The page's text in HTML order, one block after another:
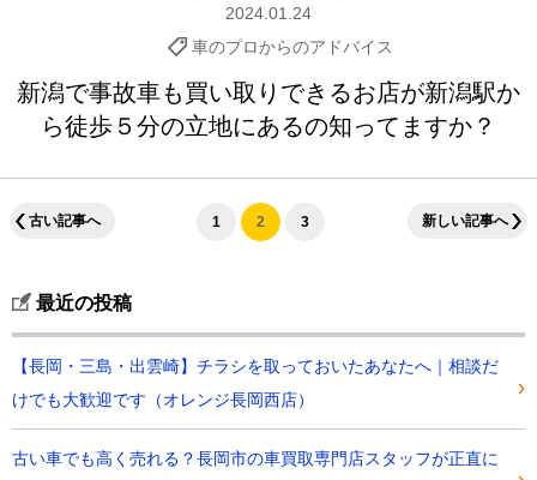
2024.01.24
車のプロからのアドバイス
新潟で事故車も買い取りできるお店が新潟駅か
ら徒歩５分の立地にあるの知ってますか？
古い記事へ 1 2 3 新しい記事へ
最近の投稿
【長岡・三島・出雲崎】チラシを取っておいたあなたへ｜相談だ
けでも大歓迎です（オレンジ長岡西店）
古い車でも高く売れる？長岡市の車買取専門店スタッフが正直に